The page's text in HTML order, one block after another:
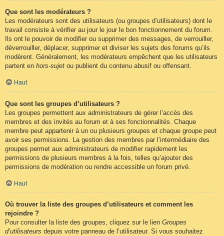
Que sont les modérateurs ?
Les modérateurs sont des utilisateurs (ou groupes d’utilisateurs) dont le
travail consiste à vérifier au jour le jour le bon fonctionnement du forum.
Ils ont le pouvoir de modifier ou supprimer des messages, de verrouiller,
déverrouiller, déplacer, supprimer et diviser les sujets des forums qu’ils
modèrent. Généralement, les modérateurs empêchent que les utilisateurs
partent en hors-sujet ou publient du contenu abusif ou offensant.
Haut
Que sont les groupes d’utilisateurs ?
Les groupes permettent aux administrateurs de gérer l’accès des
membres et des invités au forum et à ses fonctionnalités. Chaque
membre peut appartenir à un ou plusieurs groupes et chaque groupe peut
avoir ses permissions. La gestion des membres par l’intermédiaire des
groupes permet aux administrateurs de modifier rapidement les
permissions de plusieurs membres à la fois, telles qu’ajouter des
permissions de modération ou rendre accessible un forum privé.
Haut
Où trouver la liste des groupes d’utilisateurs et comment les
rejoindre ?
Pour consulter la liste des groupes, cliquez sur le lien Groupes
d’utilisateurs depuis votre panneau de l’utilisateur. Si vous souhaitez